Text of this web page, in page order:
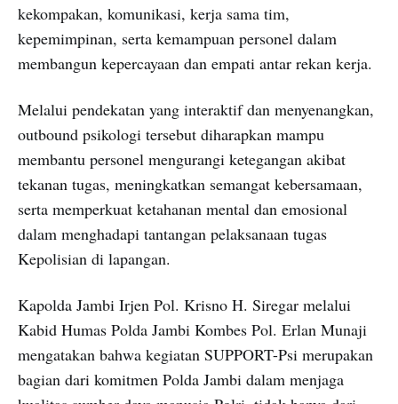
kekompakan, komunikasi, kerja sama tim,
kepemimpinan, serta kemampuan personel dalam
membangun kepercayaan dan empati antar rekan kerja.
Melalui pendekatan yang interaktif dan menyenangkan,
outbound psikologi tersebut diharapkan mampu
membantu personel mengurangi ketegangan akibat
tekanan tugas, meningkatkan semangat kebersamaan,
serta memperkuat ketahanan mental dan emosional
dalam menghadapi tantangan pelaksanaan tugas
Kepolisian di lapangan.
Kapolda Jambi Irjen Pol. Krisno H. Siregar melalui
Kabid Humas Polda Jambi Kombes Pol. Erlan Munaji
mengatakan bahwa kegiatan SUPPORT-Psi merupakan
bagian dari komitmen Polda Jambi dalam menjaga